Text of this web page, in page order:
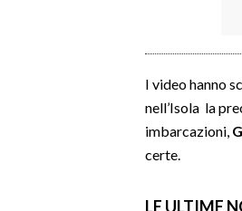
I video hanno
nell’Isola la
imbarcazioni,
certe.
LE ULTIME